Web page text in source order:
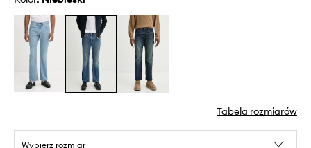
Tabela rozmiarów
Wybierz rozmiar